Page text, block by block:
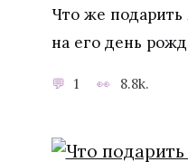
Что же
на его день
1 8.8k.